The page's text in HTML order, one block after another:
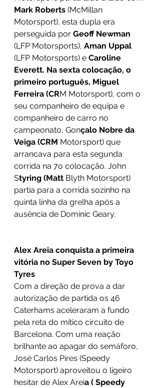
Mark Roberts (McMillan
Motorsport), esta dupla era
perseguida por Geoff Newman
(LFP Motorsports), Aman Uppal
(LFP Motorsports) e Caroline
Everett. Na sexta colocação, o
primeiro português, Miguel
Ferreira (CRM Motorsport), com o
seu companheiro de equipa e
companheiro de carro no
campeonato, Gonçalo Nobre da
Veiga (CRM Motorsport) que
arrancava para esta segunda
corrida na 7o colocação. John
Styring (Matt Blyth Motorsport)
partia para a corrida sozinho na
quinta linha da grelha após a
ausência de Dominic Geary.
Alex Areia conquista a primeira
vitória no Super Seven by Toyo
Tyres
Com a direção de prova a dar
autorização de partida os 46
Caterhams aceleraram a fundo
pela reta do mítico circuito de
Barcelona. Com uma reação
brilhante ao apagar do semáforo,
José Carlos Pires (Speedy
Motorsport) aproveitou o ligeiro
hesitar de Alex Areia ( Speedy